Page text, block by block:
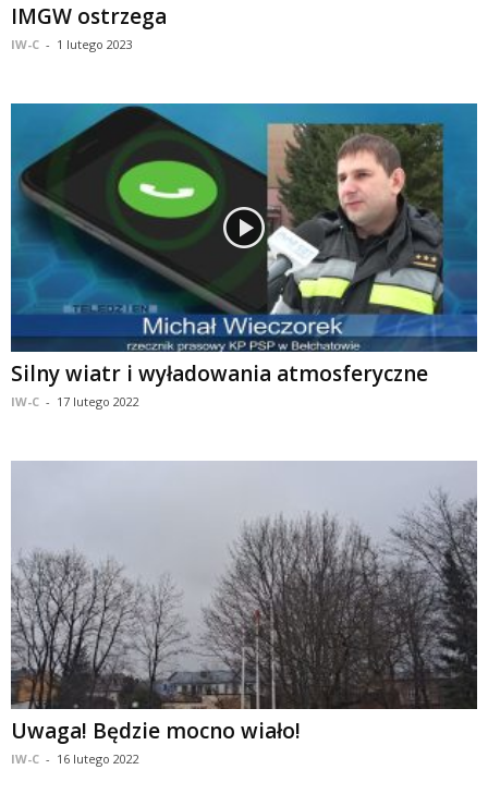
IMGW ostrzega
IW-C - 1 lutego 2023
Silny wiatr i wyładowania atmosferyczne
IW-C - 17 lutego 2022
Uwaga! Będzie mocno wiało!
IW-C - 16 lutego 2022